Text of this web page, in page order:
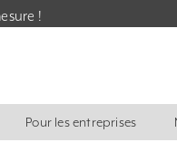
!
Pour les entreprises